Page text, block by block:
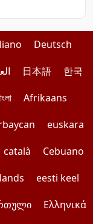
Deutsch
日本語
한국
Afrikaans
euskara
català
Cebuano
eesti keel
Ελληνικά